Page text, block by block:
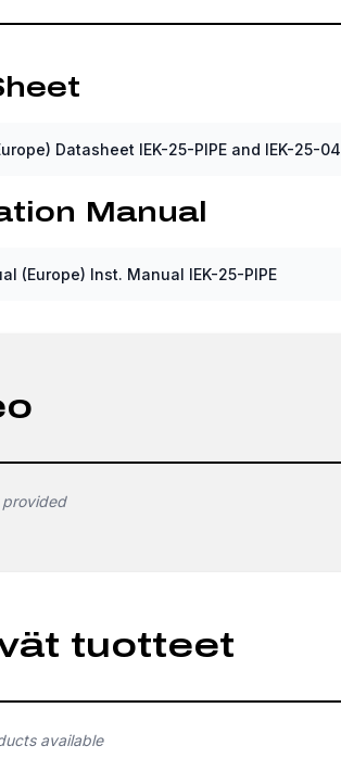
Datasheet IEK-25-PIPE and IEK-25-04
Manual
(Europe) Inst. Manual IEK-25-PIPE
provided
tuotteet
available